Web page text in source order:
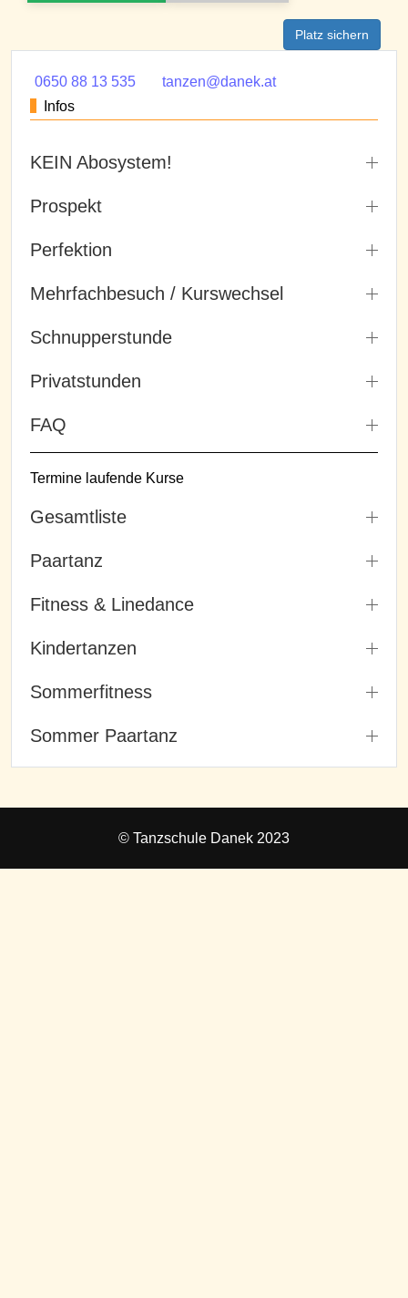
Platz sichern
0650 88 13 535
tanzen@danek.at
Infos
KEIN Abosystem!
Prospekt
Perfektion
Mehrfachbesuch / Kurswechsel
Schnupperstunde
Privatstunden
FAQ
Termine laufende Kurse
Gesamtliste
Paartanz
Fitness & Linedance
Kindertanzen
Sommerfitness
Sommer Paartanz
© Tanzschule Danek 2023